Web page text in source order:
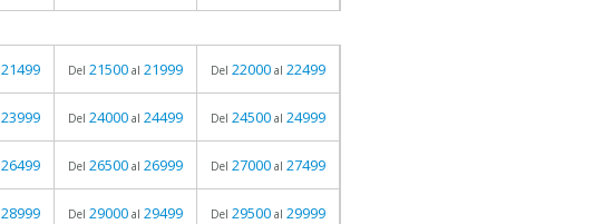
21499 Del 21500 al 21999 Del 22000 al 22499
23999 Del 24000 al 24499 Del 24500 al 24999
26499 Del 26500 al 26999 Del 27000 al 27499
28999 Del 29000 al 29499 Del 29500 al 29999